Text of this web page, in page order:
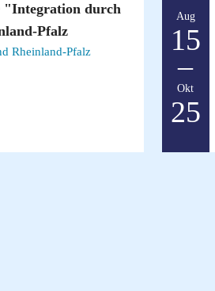
"Integration durch
Pfalz
Rheinland-Pfalz
Aug
15
–
Okt
25